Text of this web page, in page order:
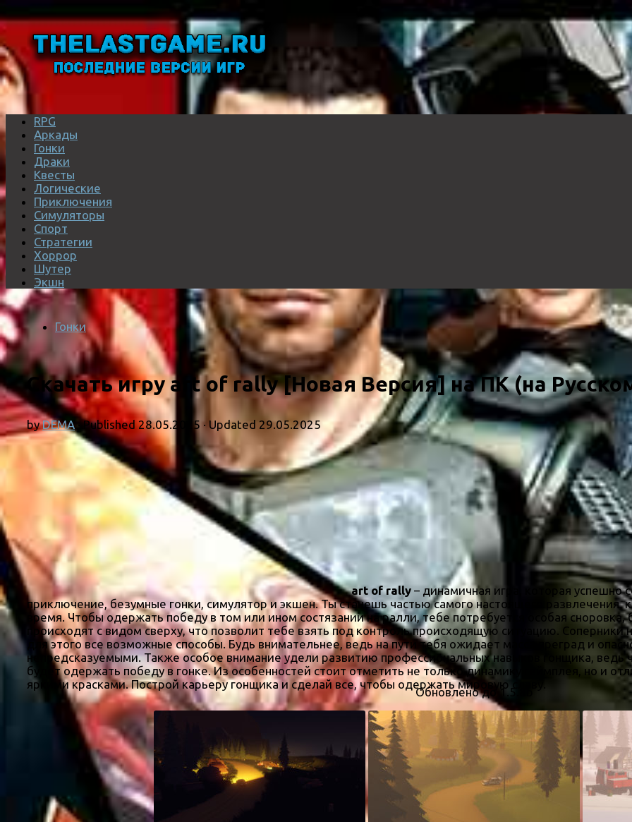
RPG
Аркады
Гонки
Драки
Квесты
Логические
Приключения
Симуляторы
Спорт
Стратегии
Хоррор
Шутер
Экшн
Гонки
Скачать игру art of rally [Новая Версия] на ПК (на
byDEMA · Published28.05.2025 · Updated 29.05.2025
art of rally – динамичная игра, которая успешно
приключение, безумные гонки, симулятор и экшен. Ты станешь частью самого настоящего развлечения,
время. Чтобы одержать победу в том или ином состязании на ралли, тебе потребуется особая
происходят с видом сверху, что позволит тебе взять под контроль происходящую ситуацию.
для этого все возможные способы. Будь внимательнее, ведь на пути тебя ожидает масса преград и
непредсказуемыми. Также особое внимание удели развитию профессиональных навыков гонщика,
будет одержать победу в гонке. Из особенностей стоит отметить не только динамику геймплея, но и
яркими красками. Построй карьеру гонщика и сделай все, чтобы одержать мировую славу.
Обновлено до 1.5.8b